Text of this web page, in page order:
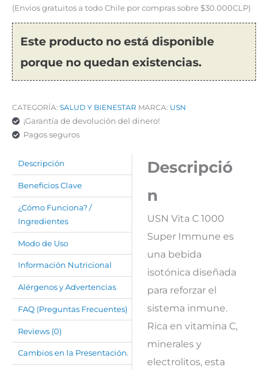
(Envios gratuitos a todo Chile por compras sobre $30.000CLP)
Este producto no está disponible
porque no quedan existencias.
CATEGORÍA: SALUD Y BIENESTAR MARCA: USN
¡Garantía de devolución del dinero!
Pagos seguros
Descripción
Beneficios Clave
¿Cómo Funciona? /
Ingredientes
Modo de Uso
Información Nutricional
Alérgenos y Advertencias
FAQ (Preguntas Frecuentes)
Reviews (0)
Cambios en la Presentación.
Descripció
n
USN Vita C 1000
Super Immune es
una bebida
isotónica diseñada
para reforzar el
sistema inmune.
Rica en vitamina C,
minerales y
electrolitos, esta